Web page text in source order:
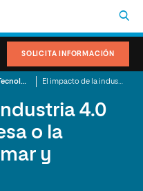
SOLICITA INFORMACIÓN
Ingeniería y Tecnología
4.0
o la
y